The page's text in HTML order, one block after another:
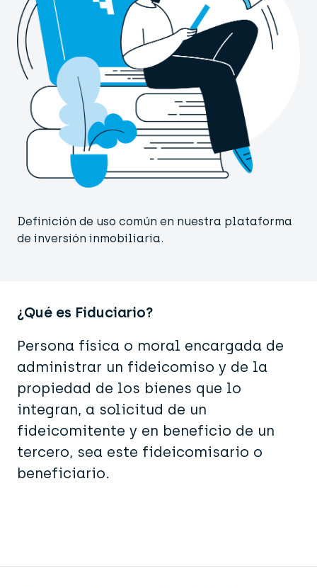
Definición de uso común en nuestra plataforma
de inversión inmobiliaria.
¿Qué es Fiduciario?
Persona física o moral encargada de
administrar un fideicomiso y de la
propiedad de los bienes que lo
integran, a solicitud de un
fideicomitente y en beneficio de un
tercero, sea este fideicomisario o
beneficiario.